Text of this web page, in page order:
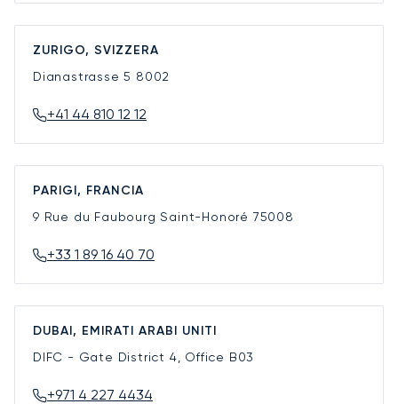
ZURIGO, SVIZZERA
Dianastrasse 5 8002
+41 44 810 12 12
PARIGI, FRANCIA
9 Rue du Faubourg Saint-Honoré 75008
+33 1 89 16 40 70
DUBAI, EMIRATI ARABI UNITI
DIFC - Gate District 4, Office B03
+971 4 227 4434